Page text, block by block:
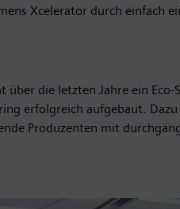
Xcelerator durch einfach
über die letzten Jahre ein
erfolgreich aufgebaut.
Produzenten mit